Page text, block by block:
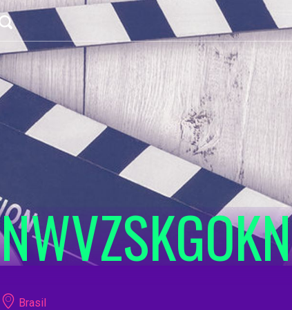
NWVZSKGOKN
Brasil